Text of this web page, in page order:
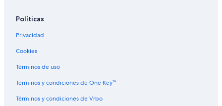
Hoteles en Tay Ho
Accor Hotels en Dương Liễu
Hoteles en Barrio de mochileros de Hanoi
Hoteles románticos en Hai Ba Trung
Hoteles con aire acondicionado en Hai Ba Trung
Hoteles con bar en Hai Ba Trung
Políticas
Privacidad
Cookies
Términos de uso
Términos y condiciones de One Key™
Términos y condiciones de Vrbo